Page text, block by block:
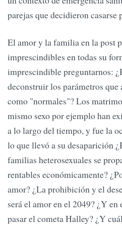
parejas que decidieron casarse
El amor y la familia en la post
imprescindibles en todas su
imprescindible preguntarnos:
deconstruir los parámetros
como "normales"? Los
mismo sexo por ejemplo han
a lo largo del tiempo, y fue la
lo que llevó a su desaparición
familias heterosexuales se
rentables económicamente?
amor? ¿La prohibición y el
será el amor en el 2049? ¿Y
pasar el cometa Halley? ¿Y